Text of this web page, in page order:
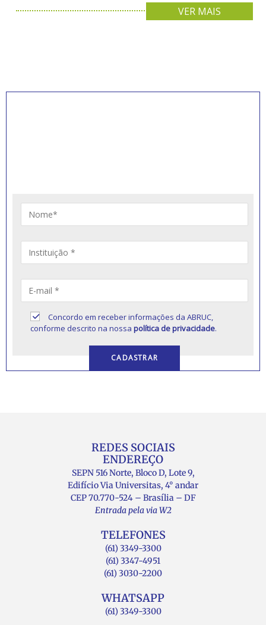
VER MAIS
Concordo em receber informações da ABRUC,
conforme descrito na nossapolítica de privacidade.
REDES SOCIAIS
ENDEREÇO
SEPN 516 Norte, Bloco D, Lote 9,
Edifício Via Universitas, 4° andar
CEP 70.770-524 – Brasília – DF
Entrada pela via W2
TELEFONES
(61) 3349-3300
(61) 3347-4951
(61) 3030-2200
WHATSAPP
(61) 3349-3300